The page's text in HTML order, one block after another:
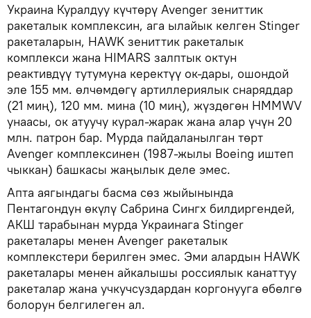
Украина Куралдуу күчтөрү Avenger зениттик
ракеталык комплексин, ага ылайык келген Stinger
ракеталарын, HAWK зениттик ракеталык
комплекси жана HIMARS залптык октун
реактивдүү тутумуна керектүү ок-дары, ошондой
эле 155 мм. өлчөмдөгү артиллериялык снаряддар
(21 миң), 120 мм. мина (10 миң), жүздөгөн HMMWV
унаасы, ок атуучу курал-жарак жана алар үчүн 20
млн. патрон бар. Мурда пайдаланылган төрт
Avenger комплексинен (1987-жылы Boeing иштеп
чыккан) башкасы жаңылык деле эмес.
Апта аягындагы басма сөз жыйынында
Пентагондун өкүлү Сабрина Сингх билдиргендей,
АКШ тарабынан мурда Украинага Stinger
ракеталары менен Avenger ракеталык
комплекстери берилген эмес. Эми алардын HAWK
ракеталары менен айкалышы россиялык канаттуу
ракеталар жана учкучсуздардан коргонууга өбөлгө
болорун белгилеген ал.